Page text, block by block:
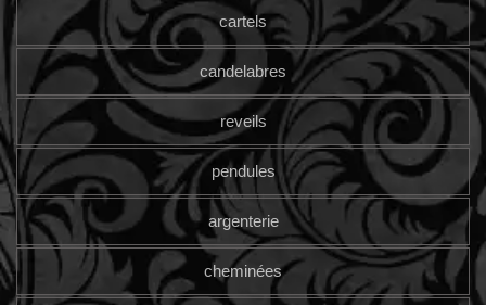
cartels
candelabres
reveils
pendules
argenterie
cheminées